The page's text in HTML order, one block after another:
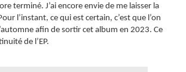
terminé. J’ai encore envie de me laisser la
l’instant, ce qui est certain, c’est que l’on
afin de sortir cet album en 2023. Ce
de l’EP.